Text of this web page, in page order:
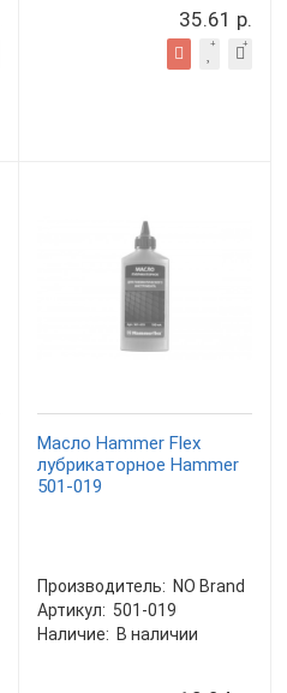
35.61 р.
Масло Hammer Flex
лубрикаторное Hammer
501-019
Производитель: NO Brand
Артикул: 501-019
Наличие: В наличии